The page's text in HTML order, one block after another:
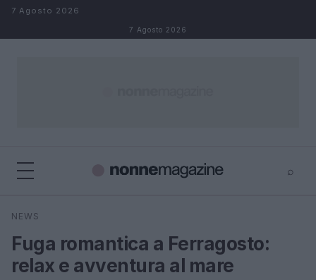
Salta al contenuto
7 Agosto 2026
7 Agosto 2026
⌕
Cerca
NEWS
Fuga romantica a Ferragosto:
relax e avventura al mare